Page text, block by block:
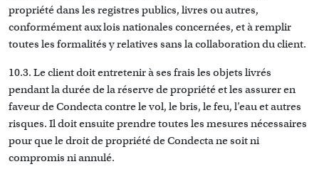
propriété dans les registres publics, livres ou autres,
conformément aux lois nationales concernées, et à remplir
toutes les formalités y relatives sans la collaboration du client.
10.3. Le client doit entretenir à ses frais les objets livrés
pendant la durée de la réserve de propriété et les assurer en
faveur de Condecta contre le vol, le bris, le feu, l’eau et autres
risques. Il doit ensuite prendre toutes les mesures nécessaires
pour que le droit de propriété de Condecta ne soit ni
compromis ni annulé.